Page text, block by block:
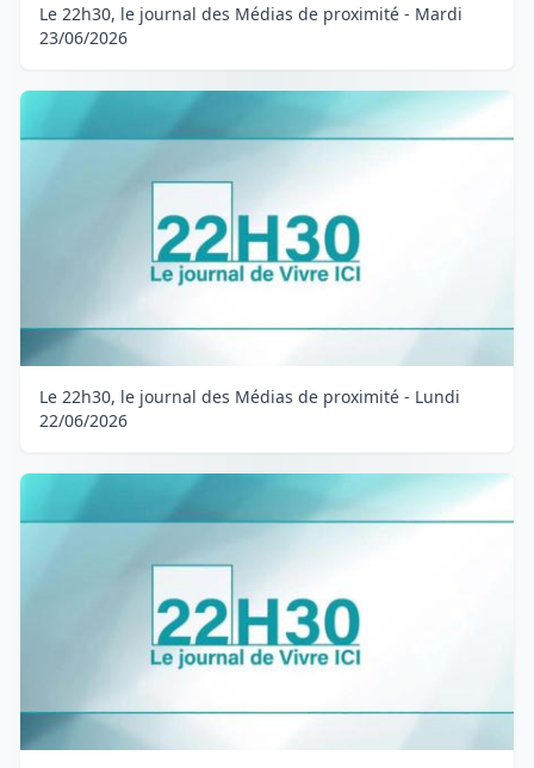
Le 22h30, le journal des Médias de proximité - Mardi
23/06/2026
Le 22h30, le journal des Médias de proximité - Lundi
22/06/2026